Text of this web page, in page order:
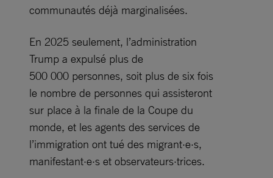
communautés déjà marginalisées.
En 2025 seulement, l’administration
Trump a expulsé plus de
500 000 personnes, soit plus de six fois
le nombre de personnes qui assisteront
sur place à la finale de la Coupe du
monde, et les agents des services de
l’immigration ont tué des migrant·e·s,
manifestant·e·s et observateurs·trices.